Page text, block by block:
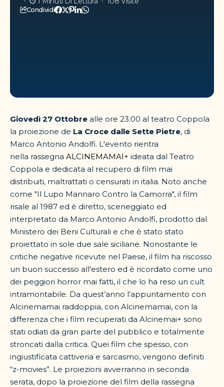
Condividi
Giovedì 27 Ottobre alle ore 23:00 al teatro Coppola
la proiezione de La Croce dalle Sette Pietre, di
Marco Antonio Andolfi. L'evento rientra
nella rassegna ALCINEMAMAI+ ideata dal Teatro
Coppola e dedicata al recupero di film mai
distribuiti, maltrattati o censurati in italia. Noto anche
come "Il Lupo Mannaro Contro la Camorra", il film
risale al 1987 ed è diretto, sceneggiato ed
interpretato da Marco Antonio Andolfi, prodotto dal
Ministero dei Beni Culturali e che è stato stato
proiettato in sole due sale siciliane. Nonostante le
critiche negative ricevute nel Paese, il film ha riscosso
un buon successo all'estero ed è ricordato come uno
dei peggiori horror mai fatti, il che lo ha reso un cult
intramontabile. Da quest’anno l’appuntamento con
Alcinemamai raddoppia, con Alcinemamai, con la
differenza che i film recuperati da Alcinemai+ sono
stati odiati da gran parte del pubblico e totalmente
stroncati dalla critica. Quei film che spesso, con
ingiustificata cattiveria e sarcasmo, vengono definiti
“z-movies”. Le proiezioni avverranno in seconda
serata, dopo la proiezione del film della rassegna